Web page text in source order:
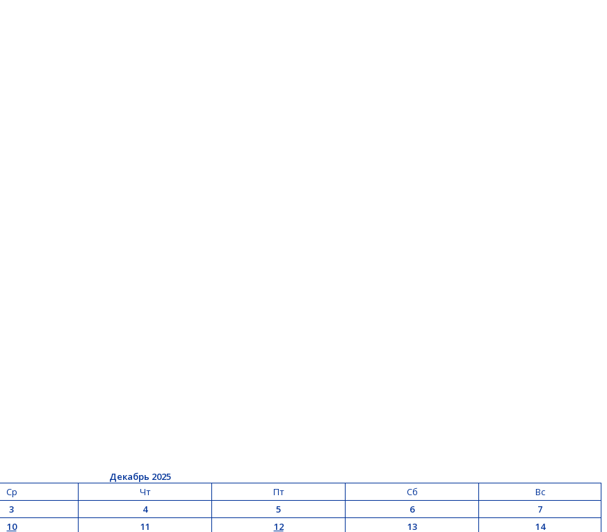
Декабрь 2025
Ср Чт Пт Сб
Вс
3 4 5 6
7
10 11 12 13 14